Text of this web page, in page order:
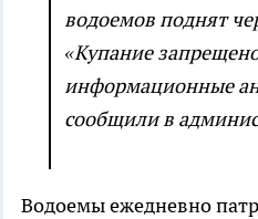
водоемов поднят
«Купание
информационные
сообщили в
Водоемы ежедневно